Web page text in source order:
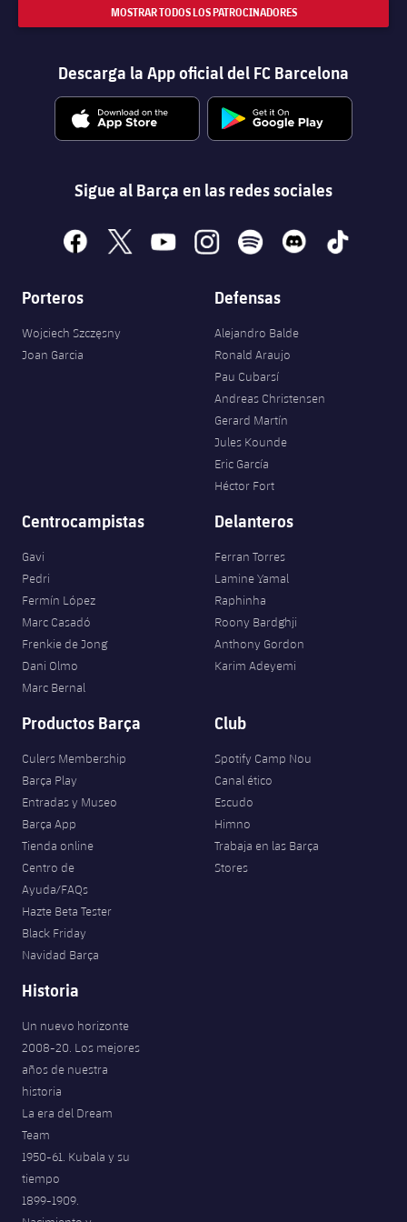
MOSTRAR TODOS LOS PATROCINADORES
Descarga la App oficial del FC Barcelona
Sigue al Barça en las redes sociales
facebook
x youtubeinstagramspotify discord tiktok
Porteros
Wojciech Szczęsny
Joan Garcia
Defensas
Alejandro Balde
Ronald Araujo
Pau Cubarsí
Andreas Christensen
Gerard Martín
Jules Kounde
Eric García
Héctor Fort
Centrocampistas
Gavi
Pedri
Fermín López
Marc Casadó
Frenkie de Jong
Dani Olmo
Marc Bernal
Delanteros
Ferran Torres
Lamine Yamal
Raphinha
Roony Bardghji
Anthony Gordon
Karim Adeyemi
Productos Barça
Culers Membership
Barça Play
Entradas y Museo
Barça App
Tienda online
Centro de
Ayuda/FAQs
Hazte Beta Tester
Black Friday
Navidad Barça
Club
Spotify Camp Nou
Canal ético
Escudo
Himno
Trabaja en las Barça
Stores
Historia
Un nuevo horizonte
2008-20. Los mejores
años de nuestra
historia
La era del Dream
Team
1950-61. Kubala y su
tiempo
1899-1909.